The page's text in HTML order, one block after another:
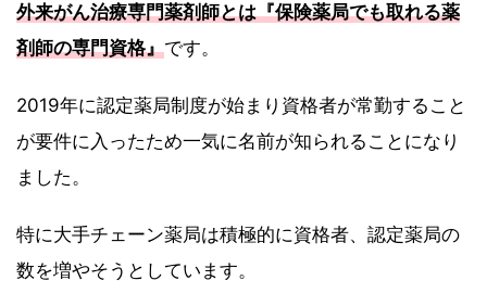
外来がん治療専門薬剤師とは『保険薬局でも取れる薬
剤師の専門資格』です。
2019年に認定薬局制度が始まり資格者が常勤すること
が要件に入ったため一気に名前が知られることになり
ました。
特に大手チェーン薬局は積極的に資格者、認定薬局の
数を増やそうとしています。